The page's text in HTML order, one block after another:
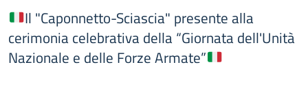
Il "Caponnetto-Sciascia" presente alla
cerimonia celebrativa della “Giornata dell'Unità
Nazionale e delle Forze Armate”